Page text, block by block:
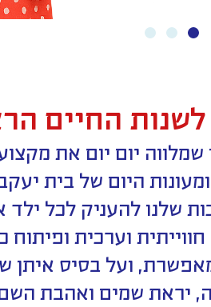
לשנות החיים
זה המוטו שמלווה יום יום את
היום של בית
שלנו להעניק לכל
וערכית ופיתוח
ועל בסיס איתן
יראת שמים ואהבת